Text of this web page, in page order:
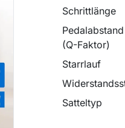
Schrittlänge
(Q-Faktor)
Starrlauf
Satteltyp